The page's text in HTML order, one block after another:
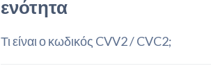
ενότητα
Τι είναι ο κωδικός CVV2 / CVC2;